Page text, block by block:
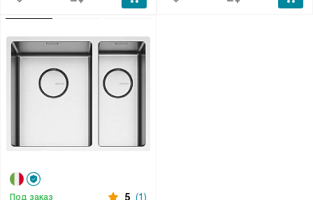
Под заказ 5 (1)